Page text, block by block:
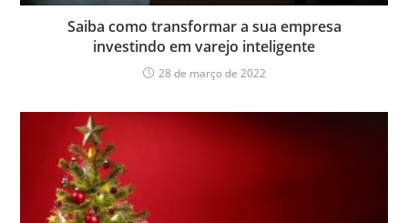
Saiba como transformar a sua empresa
investindo em varejo inteligente
28 de março de 2022